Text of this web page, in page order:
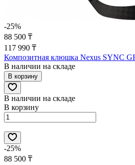
-25%
88 500 ₸
117 990 ₸
Композитная клюшка Nexus SYNC
В наличии на складе
В корзину
В наличии на складе
В корзину
-25%
88 500 ₸